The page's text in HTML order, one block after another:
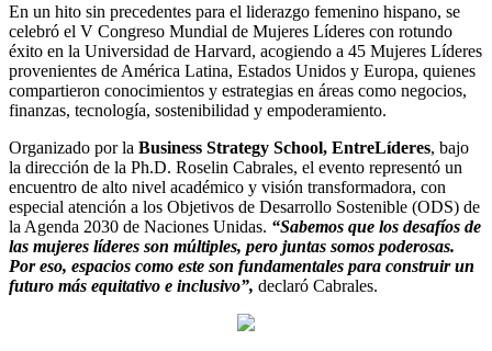
En un hito sin precedentes para el liderazgo femenino hispano, se
celebró el V Congreso Mundial de Mujeres Líderes con rotundo
éxito en la Universidad de Harvard, acogiendo a 45 Mujeres Líderes
provenientes de América Latina, Estados Unidos y Europa, quienes
compartieron conocimientos y estrategias en áreas como negocios,
finanzas, tecnología, sostenibilidad y empoderamiento.
Organizado por la Business Strategy School, EntreLíderes, bajo
la dirección de la Ph.D. Roselin Cabrales, el evento representó un
encuentro de alto nivel académico y visión transformadora, con
especial atención a los Objetivos de Desarrollo Sostenible (ODS) de
la Agenda 2030 de Naciones Unidas. “Sabemos que los desafíos de
las mujeres líderes son múltiples, pero juntas somos poderosas.
Por eso, espacios como este son fundamentales para construir un
futuro más equitativo e inclusivo”, declaró Cabrales.